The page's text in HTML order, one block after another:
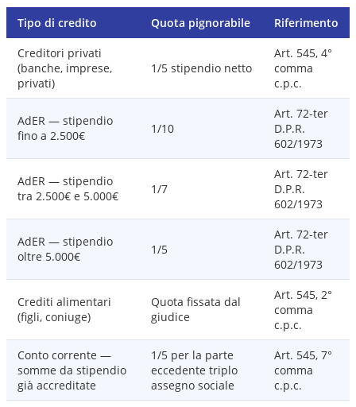
Tipo di credito Quota pignorabile
Riferimento
Creditori privati
(banche, imprese,
privati)
1/5 stipendio netto
Art. 545, 4°
comma
c.p.c.
AdER — stipendio
fino a 2.500€
1/10
Art. 72-ter
D.P.R.
602/1973
AdER — stipendio
tra 2.500€ e 5.000€
1/7
Art. 72-ter
D.P.R.
602/1973
AdER — stipendio
oltre 5.000€
1/5
Art. 72-ter
D.P.R.
602/1973
Crediti alimentari
(figli, coniuge)
Quota fissata dal
giudice
Art. 545, 2°
comma
c.p.c.
Conto corrente —
somme da stipendio
già accreditate
1/5 per la parte
eccedente triplo
assegno sociale
Art. 545, 7°
comma
c.p.c.